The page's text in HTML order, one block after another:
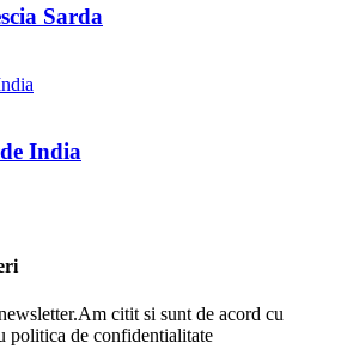
Sarda
India
citit si sunt de acord cu
politica de confidentialitate